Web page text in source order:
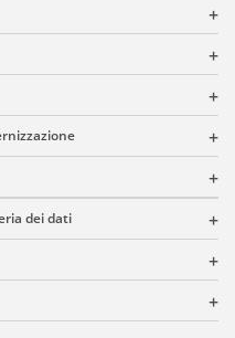
dei dati